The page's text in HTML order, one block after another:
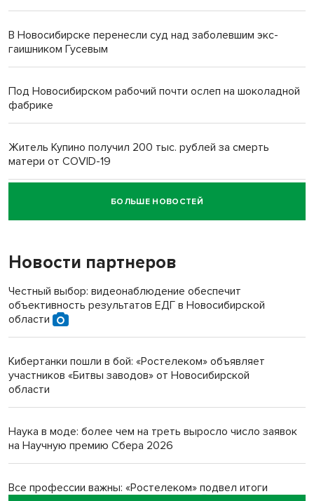
В Новосибирске перенесли суд над заболевшим экс-
гаишником Гусевым
Под Новосибирском рабочий почти ослеп на шоколадной
фабрике
Житель Купино получил 200 тыс. рублей за смерть
матери от COVID-19
Новосибирский суд наказал водителя за смерть
пенсионерки на вокзале
«Мы живём на пастбище!»: в новосибирском селе лошади
терроризируют жителей
Инвалид получил условный срок за избиение врачей
протезом под Новосибирском
Новосибирский преподаватель с женой вошли в топ-16
многодетных в России
Обновлённое отделение ВТБ открылось в Искитиме
БОЛЬШЕ НОВОСТЕЙ
Новости партнеров
Честный выбор: видеонаблюдение обеспечит
объективность результатов ЕДГ в Новосибирской
области
Кибертанки пошли в бой: «Ростелеком» объявляет
участников «Битвы заводов» от Новосибирской
области
Наука в моде: более чем на треть выросло число заявок
на Научную премию Сбера 2026
Все профессии важны: «Ростелеком» подвел итоги